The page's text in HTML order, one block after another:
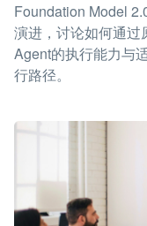
Foundation Model
演进，讨论如何通
Agent的执行能力与
行路径。